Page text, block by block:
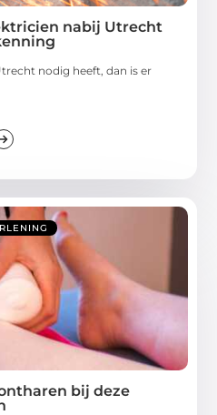
nabij Utrecht
nodig heeft, dan is er
bij deze